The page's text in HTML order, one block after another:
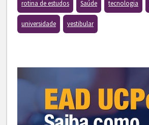
rotina de estudos Saúde tecnologia
universidade vestibular